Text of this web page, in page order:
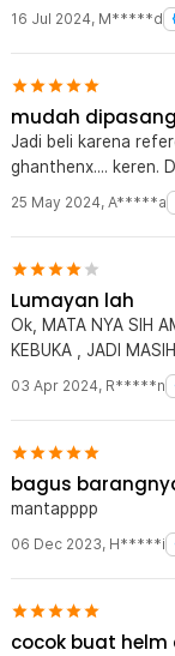
maskernya yang
16 Jul 2024, M*****d
mudah
Jadi beli karena
ghanthenx.... keren.
25 May 2024, A*****a
Lumayan lah
Ok, MATA NYA SIH
KEBUKA , JADI
03 Apr 2024, R*****n
bagus
mantapppp
06 Dec 2023, H*****i
cocok buat